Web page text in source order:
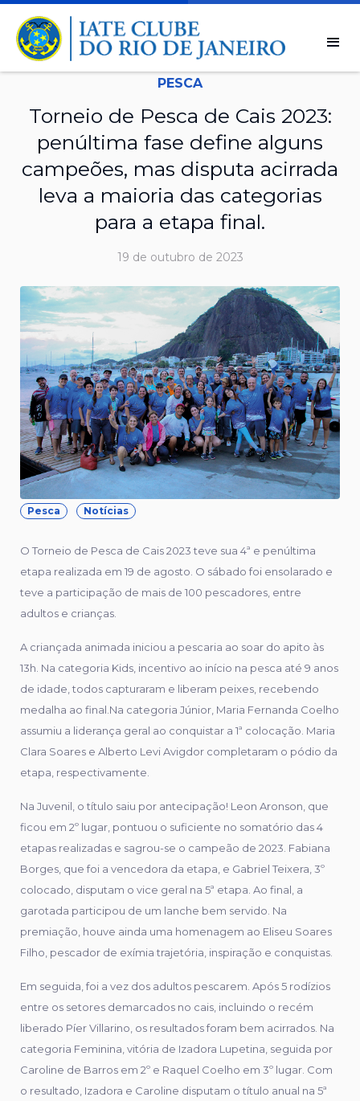
PESCA
Torneio de Pesca de Cais 2023:
penúltima fase define alguns
campeões, mas disputa acirrada
leva a maioria das categorias
para a etapa final.
19 de outubro de 2023
Pesca Notícias
O Torneio de Pesca de Cais 2023 teve sua 4ª e penúltima
etapa realizada em 19 de agosto. O sábado foi ensolarado e
teve a participação de mais de 100 pescadores, entre
adultos e crianças.
A criançada animada iniciou a pescaria ao soar do apito às
13h. Na categoria Kids, incentivo ao início na pesca até 9 anos
de idade, todos capturaram e liberam peixes, recebendo
medalha ao final.Na categoria Júnior, Maria Fernanda Coelho
assumiu a liderança geral ao conquistar a 1ª colocação. Maria
Clara Soares e Alberto Levi Avigdor completaram o pódio da
etapa, respectivamente.
Na Juvenil, o título saiu por antecipação! Leon Aronson, que
ficou em 2º lugar, pontuou o suficiente no somatório das 4
etapas realizadas e sagrou-se o campeão de 2023. Fabiana
Borges, que foi a vencedora da etapa, e Gabriel Teixera, 3º
colocado, disputam o vice geral na 5ª etapa. Ao final, a
garotada participou de um lanche bem servido. Na
premiação, houve ainda uma homenagem ao Eliseu Soares
Filho, pescador de exímia trajetória, inspiração e conquistas.
Em seguida, foi a vez dos adultos pescarem. Após 5 rodízios
entre os setores demarcados no cais, incluindo o recém
liberado Píer Villarino, os resultados foram bem acirrados. Na
categoria Feminina, vitória de Izadora Lupetina, seguida por
Caroline de Barros em 2º e Raquel Coelho em 3º lugar. Com
o resultado, Izadora e Caroline disputam o título anual na 5ª